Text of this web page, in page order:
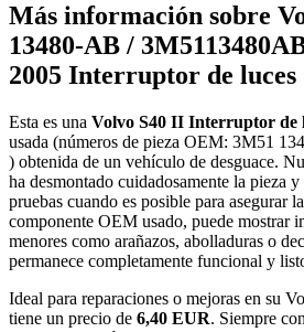
Más información sobre
13480-AB /
2005 Interruptor de luces
Esta es una Volvo S40 II Interruptor de
usada (números de pieza OEM: 3M51
) obtenida de un vehículo de desguace.
ha desmontado cuidadosamente la pieza
pruebas cuando es posible para asegurar
componente OEM usado, puede mostrar
menores como arañazos, abolladuras o
permanece completamente funcional y
Ideal para reparaciones o mejoras en su
tiene un precio de 6,40 EUR. Siempre